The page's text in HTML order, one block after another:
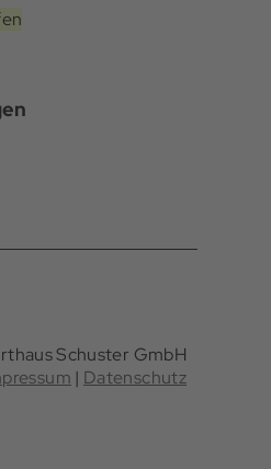
Schuster GmbH
| Datenschutz